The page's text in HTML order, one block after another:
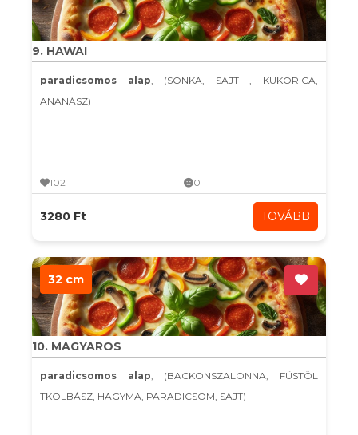
9. HAWAI
paradicsomos alap, (SONKA, SAJT , KUKORICA,
ANANÁSZ)
102 0
3280 Ft TOVÁBB
32 cm
10. MAGYAROS
paradicsomos alap, (BACKONSZALONNA, FÜSTÖL
TKOLBÁSZ, HAGYMA, PARADICSOM, SAJT)